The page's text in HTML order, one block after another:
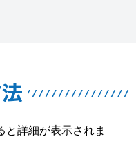
詳細が表示されま